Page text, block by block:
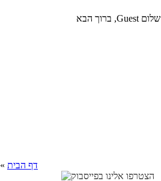
שלום Guest, ברוך הבא
דף הבית